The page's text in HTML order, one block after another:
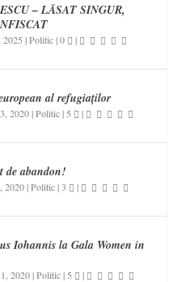
– LĂSAT SINGUR,
2025 |Politic|0 |
al refugiaților
2020|Politic| 5 |
de abandon!
2020|Politic|3 |
Iohannis la Gala Women in
2020|Politic| 5 |